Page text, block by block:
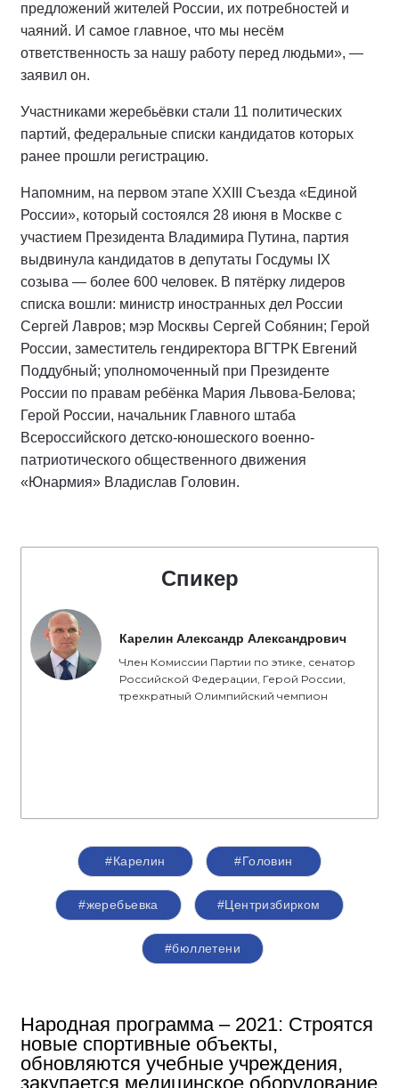
предложений жителей России, их потребностей и
чаяний. И самое главное, что мы несём
ответственность за нашу работу перед людьми», —
заявил он.
Участниками жеребьёвки стали 11 политических
партий, федеральные списки кандидатов которых
ранее прошли регистрацию.
Напомним, на первом этапе XXIII Съезда «Единой
России», который состоялся 28 июня в Москве с
участием Президента Владимира Путина, партия
выдвинула кандидатов в депутаты Госдумы IX
созыва — более 600 человек. В пятёрку лидеров
списка вошли: министр иностранных дел России
Сергей Лавров; мэр Москвы Сергей Собянин; Герой
России, заместитель гендиректора ВГТРК Евгений
Поддубный; уполномоченный при Президенте
России по правам ребёнка Мария Львова-Белова;
Герой России, начальник Главного штаба
Всероссийского детско-юношеского военно-
патриотического общественного движения
«Юнармия» Владислав Головин.
Спикер
Карелин Александр Александрович
Член Комиссии Партии по этике, сенатор
Российской Федерации, Герой России,
трехкратный Олимпийский чемпион
#Карелин #Головин
#жеребьевка #Центризбирком
#бюллетени
Народная программа – 2021: Строятся
новые спортивные объекты,
обновляются учебные учреждения,
закупается медицинское оборудование